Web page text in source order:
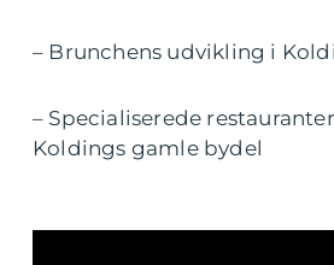
– Brunchens udvikling i
– Specialiserede
Koldings gamle bydel